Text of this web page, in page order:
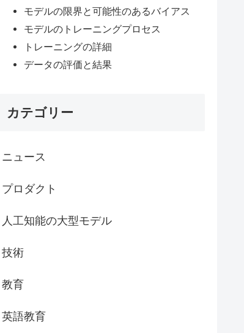
モデルの限界と可能性のあるバイアス
モデルのトレーニングプロセス
トレーニングの詳細
データの評価と結果
カテゴリー
ニュース
プロダクト
人工知能の大型モデル
技術
教育
英語教育